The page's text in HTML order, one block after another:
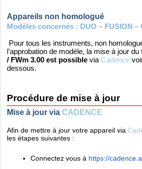
Appareils non homologué
Modèles concernés : DUO – FUSION –
Pour tous les instruments, non
l'approbation de modèle, la mise à jour du
/ FWm 3.00 est possible via Cadence
dessous.
Procédure de mise à jour
Mise à jour via CADENCE
Afin de mettre à jour votre appareil via
les étapes suivantes :
Connectez vous à https://